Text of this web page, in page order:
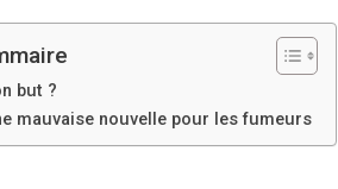
but ?
mauvaise nouvelle pour les fumeurs